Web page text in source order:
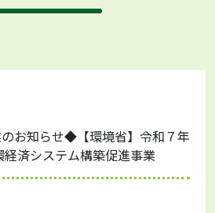
お知らせ◆【環境省】令和７年
済システム構築促進事業